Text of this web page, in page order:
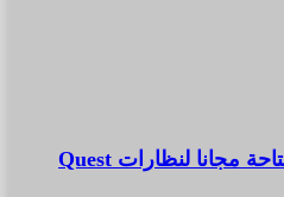
لعبة Little Planet ستكون متاحة مجانا لنظارات Quest